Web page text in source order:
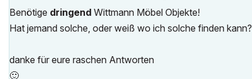
Benötige dringend Wittmann Möbel Objekte!
Hat jemand solche, oder weiß wo ich solche finden kann?
danke für eure raschen Antworten
🙂